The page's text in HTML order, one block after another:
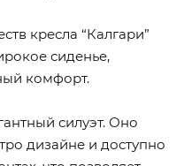
кресла “Калгари”
сиденье,
комфорт.
силуэт. Оно
дизайне и доступно